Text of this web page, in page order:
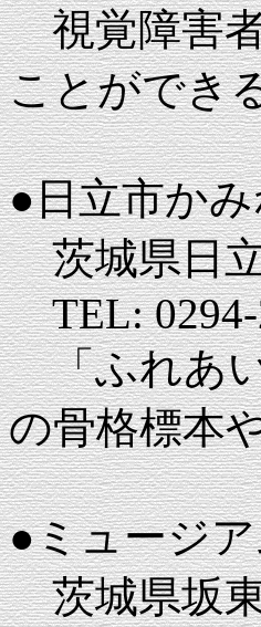
視覚障害者
ことができ
●日立市か
茨城県日立
TEL: 0294-
「ふれあい
の骨格標本
●ミュージ
茨城県坂東